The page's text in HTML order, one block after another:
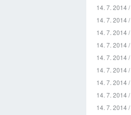
14. 7. 2014 /
14. 7. 2014 /
14. 7. 2014 /
14. 7. 2014 /
14. 7. 2014 /
14. 7. 2014 /
14. 7. 2014 /
14. 7. 2014 /
14. 7. 2014 /